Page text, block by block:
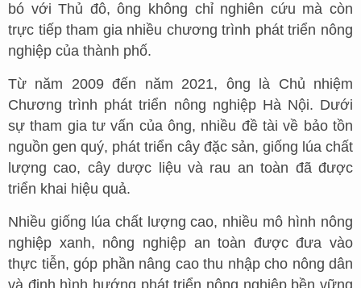
bó với Thủ đô, ông không chỉ nghiên cứu mà còn
trực tiếp tham gia nhiều chương trình phát triển nông
nghiệp của thành phố.
Từ năm 2009 đến năm 2021, ông là Chủ nhiệm
Chương trình phát triển nông nghiệp Hà Nội. Dưới
sự tham gia tư vấn của ông, nhiều đề tài về bảo tồn
nguồn gen quý, phát triển cây đặc sản, giống lúa chất
lượng cao, cây dược liệu và rau an toàn đã được
triển khai hiệu quả.
Nhiều giống lúa chất lượng cao, nhiều mô hình nông
nghiệp xanh, nông nghiệp an toàn được đưa vào
thực tiễn, góp phần nâng cao thu nhập cho nông dân